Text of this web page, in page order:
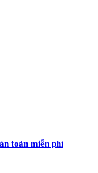
toàn miễn phí